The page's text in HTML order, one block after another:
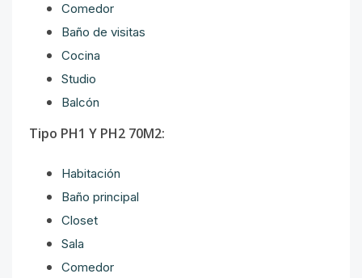
Comedor
Baño de visitas
Cocina
Studio
Balcón
Tipo PH1 Y PH2 70M2:
Habitación
Baño principal
Closet
Sala
Comedor